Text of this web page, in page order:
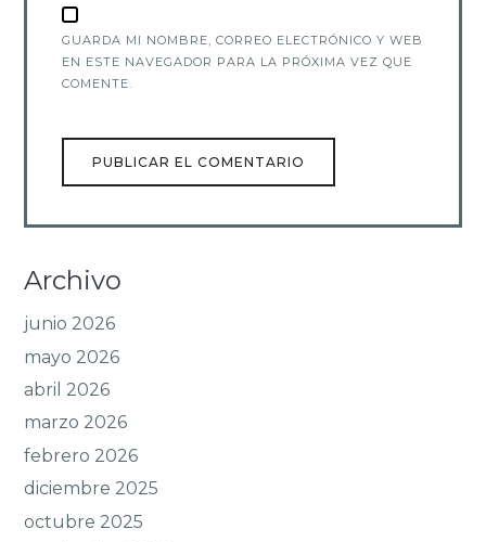
GUARDA MI NOMBRE, CORREO ELECTRÓNICO Y WEB
EN ESTE NAVEGADOR PARA LA PRÓXIMA VEZ QUE
COMENTE.
Archivo
junio 2026
mayo 2026
abril 2026
marzo 2026
febrero 2026
diciembre 2025
octubre 2025